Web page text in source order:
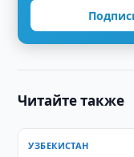
Читайте также
УЗБЕКИСТАН